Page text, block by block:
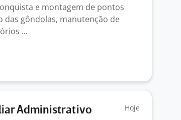
e montagem de pontos
das gôndolas, manutenção de
...
Administrativo
Hoje